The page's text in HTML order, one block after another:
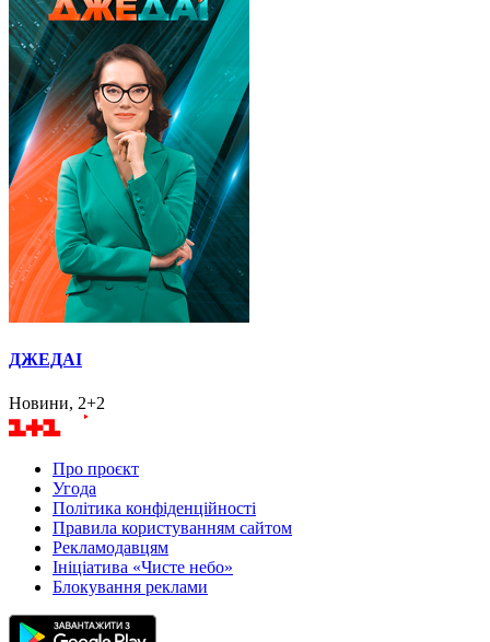
ДЖЕДАІ
Новини, 2+2
Про проєкт
Угода
Політика конфіденційності
Правила користуванням сайтом
Рекламодавцям
Ініціатива «Чисте небо»
Блокування реклами